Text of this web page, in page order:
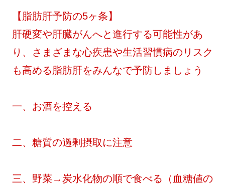
【脂肪肝予防の5ヶ条】
肝硬変や肝臓がんへと進行する可能性があ
り、さまざまな心疾患や生活習慣病のリスク
も高める脂肪肝をみんなで予防しましょう
一、お酒を控える
二、糖質の過剰摂取に注意
三、野菜→炭水化物の順で食べる（血糖値の